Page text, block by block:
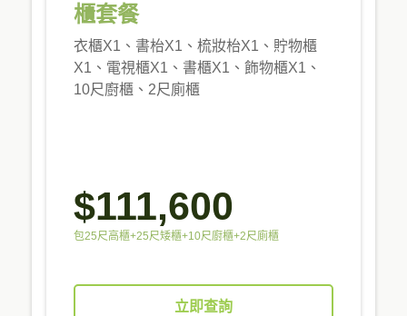
櫃套餐
衣櫃X1、書枱X1、梳妝枱X1、貯物櫃
X1、電視櫃X1、書櫃X1、飾物櫃X1、
10尺廚櫃、2尺廁櫃
$111,600
包25尺高櫃+25尺矮櫃+10尺廚櫃+2尺廁櫃
立即查詢